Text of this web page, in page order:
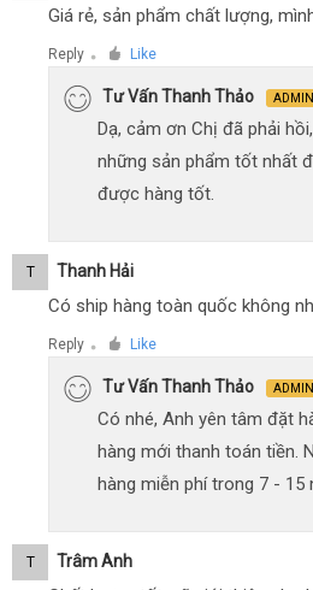
Giá rẻ, sản phẩm chất lượng,
Reply ● Like
Tư Vấn Thanh Thảo ADMIN
Dạ, cảm ơn Chị đã phải
những sản phẩm tốt nhất
được hàng tốt.
T Thanh Hải
Có ship hàng toàn quốc không
Reply ● Like
Tư Vấn Thanh Thảo ADMIN
Có nhé, Anh yên tâm đặt
hàng mới thanh toán tiền.
hàng miễn phí trong 7 - 15
T Trâm Anh